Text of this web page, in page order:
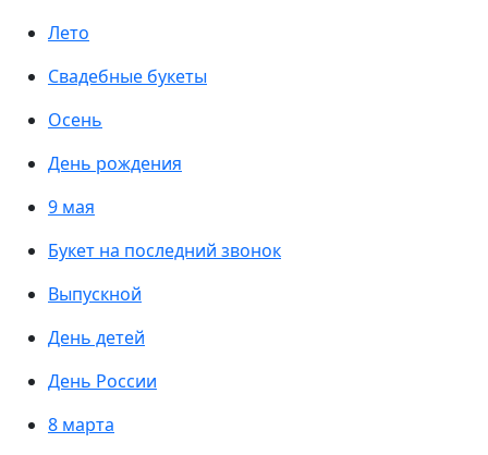
Лето
Свадебные букеты
Осень
День рождения
9 мая
Букет на последний звонок
Выпускной
День детей
День России
8 марта